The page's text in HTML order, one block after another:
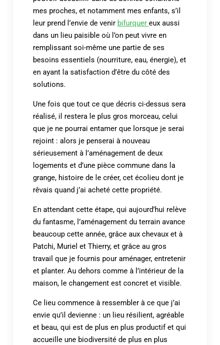
mes proches, et notamment mes enfants, s’il
leur prend l’envie de venir bifurquer eux aussi
dans un lieu paisible où l’on peut vivre en
remplissant soi-même une partie de ses
besoins essentiels (nourriture, eau, énergie), et
en ayant la satisfaction d’être du côté des
solutions.
Une fois que tout ce que décris ci-dessus sera
réalisé, il restera le plus gros morceau, celui
que je ne pourrai entamer que lorsque je serai
rejoint : alors je penserai à nouveau
sérieusement à l’aménagement de deux
logements et d’une pièce commune dans la
grange, histoire de le créer, cet écolieu dont je
rêvais quand j’ai acheté cette propriété.
En attendant cette étape, qui aujourd’hui relève
du fantasme, l’aménagement du terrain avance
beaucoup cette année, grâce aux chevaux et à
Patchi, Muriel et Thierry, et grâce au gros
travail que je fournis pour aménager, entretenir
et planter. Au dehors comme à l’intérieur de la
maison, le changement est concret et visible.
Ce lieu commence à ressembler à ce que j’ai
envie qu’il devienne : un lieu résilient, agréable
et beau, qui est de plus en plus productif et qui
accueille une biodiversité de plus en plus